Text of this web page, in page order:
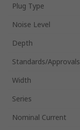
Plug Type
Noise Level
Depth
Standards/Approvals
Width
Series
Nominal Current